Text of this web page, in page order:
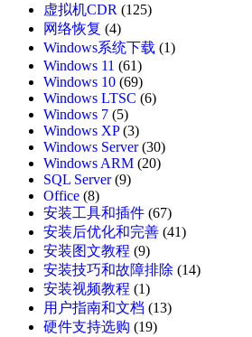
虚拟机CDR (125)
网络恢复 (4)
Windows系统下载 (1)
Windows 11 (61)
Windows 10 (69)
Windows LTSC (6)
Windows 7 (5)
Windows XP(3)
Windows Server(30)
Windows ARM (20)
SQL Server(9)
Office (8)
安装工具和插件 (67)
安装后优化和完善 (41)
安装图文教程 (9)
安装技巧和故障排除 (14)
安装视频教程 (1)
用户指南和文档 (13)
硬件支持选购 (19)